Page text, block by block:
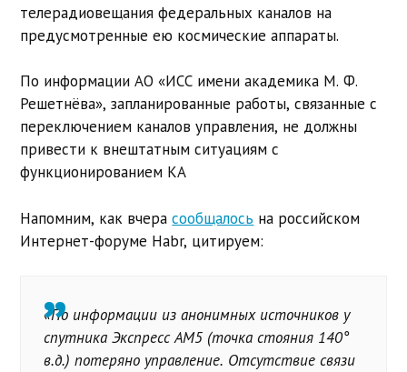
телерадиовещания федеральных каналов на
предусмотренные ею космические аппараты.
По информации АО «ИСС имени академика М. Ф.
Решетнёва», запланированные работы, связанные с
переключением каналов управления, не должны
привести к внештатным ситуациям с
функционированием КА
Напомним, как вчерасообщалось на российском
Интернет-форуме Habr, цитируем:
«По информации из анонимных источников у
спутника Экспресс АМ5 (точка стояния 140°
в.д.) потеряно управление. Отсутствие связи